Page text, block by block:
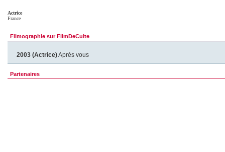
Actrice
France
Filmographie sur FilmDeCulte
2003 (Actrice)Après vous
Partenaires